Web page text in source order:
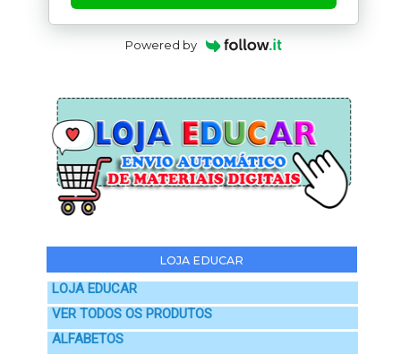
Powered by
LOJA EDUCAR
LOJA EDUCAR
VER TODOS OS PRODUTOS
ALFABETOS